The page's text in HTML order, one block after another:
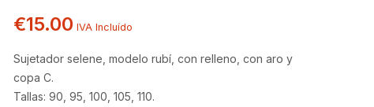
€15.00 IVA Incluído
Sujetador selene, modelo rubí, con relleno, con aro y
copa C.
Tallas: 90, 95, 100, 105, 110.